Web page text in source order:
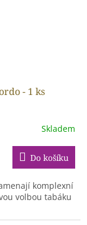
- 1 ks
Skladem
Do košíku
komplexní
volbou tabáku